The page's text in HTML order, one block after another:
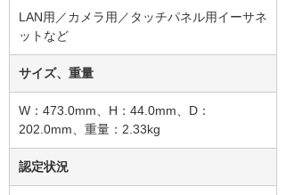
LAN用／カメラ用／タッチパネル用イーサネ
ットなど
サイズ、重量
W：473.0mm、H：44.0mm、D：
202.0mm、重量：2.33kg
認定状況